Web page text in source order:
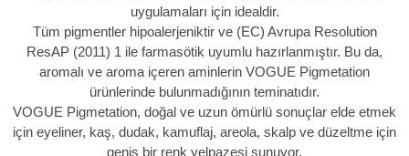
uygulamaları için idealdir.
Tüm pigmentler hipoalerjeniktir ve (EC) Avrupa Resolution
ResAP (2011) 1 ile farmasötik uyumlu hazırlanmıştır. Bu da,
aromalı ve aroma içeren aminlerin VOGUE Pigmetation
ürünlerinde bulunmadığının teminatıdır.
VOGUE Pigmetation, doğal ve uzun ömürlü sonuçlar elde etmek
için eyeliner, kaş, dudak, kamuflaj, areola, skalp ve düzeltme için
geniş bir renk yelpazesi sunuyor.